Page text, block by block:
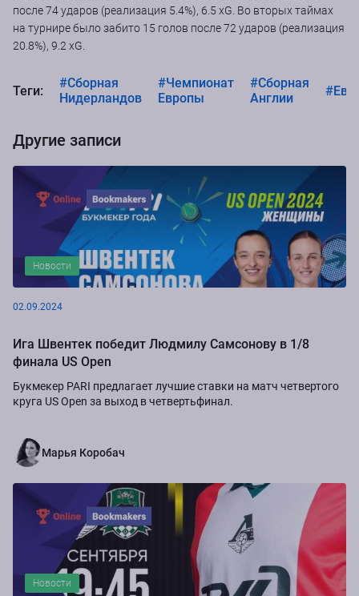
после 74 ударов (реализация 5.4%), 6.5 xG. Во вторых таймах
на турнире было забито 15 голов после 72 ударов (реализация
20.8%), 9.2 xG.
Теги:
#Сборная
Нидерландов
#Чемпионат
Европы
#Сборная
Англии
Другие записи
Новости
02.09.2024
Ига Швентек победит Людмилу Самсонову в 1/8
финала US Open
Букмекер PARI предлагает лучшие ставки на матч четвертого
круга US Open за выход в четвертьфинал.
Марья Коробач
Новости